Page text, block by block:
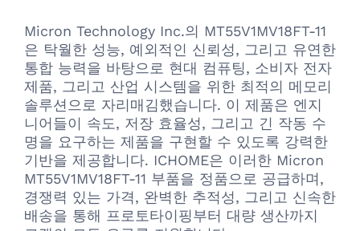
Micron Technology Inc.의 MT55V1MV18FT-11
은 탁월한 성능, 예외적인 신뢰성, 그리고 유연한
통합 능력을 바탕으로 현대 컴퓨팅, 소비자 전자
제품, 그리고 산업 시스템을 위한 최적의 메모리
솔루션으로 자리매김했습니다. 이 제품은 엔지
니어들이 속도, 저장 효율성, 그리고 긴 작동 수
명을 요구하는 제품을 구현할 수 있도록 강력한
기반을 제공합니다. ICHOME은 이러한 Micron
MT55V1MV18FT-11 부품을 정품으로 공급하며,
경쟁력 있는 가격, 완벽한 추적성, 그리고 신속한
배송을 통해 프로토타이핑부터 대량 생산까지